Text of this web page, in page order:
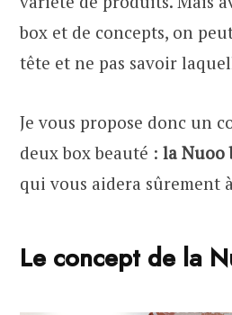
box et de concepts, on
tête et ne pas savoir
Je vous propose donc un
deux box beauté : la Nuoo
qui vous aidera sûrement
Le concept de la